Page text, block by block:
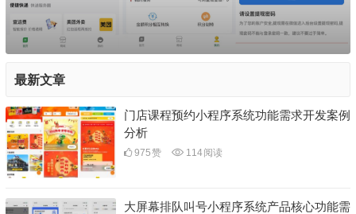
最新文章
门店课程预约小程序系统功能需求开发案例
分析
975赞 114阅读
大屏幕排队叫号小程序系统产品核心功能需